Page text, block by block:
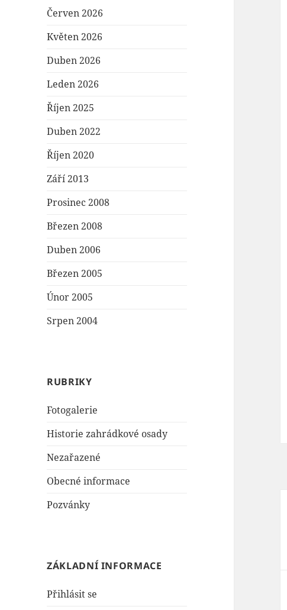
Červen 2026
Květen 2026
Duben 2026
Leden 2026
Říjen 2025
Duben 2022
Říjen 2020
Září 2013
Prosinec 2008
Březen 2008
Duben 2006
Březen 2005
Únor 2005
Srpen 2004
RUBRIKY
Fotogalerie
Historie zahrádkové osady
Nezařazené
Obecné informace
Pozvánky
ZÁKLADNÍ INFORMACE
Přihlásit se